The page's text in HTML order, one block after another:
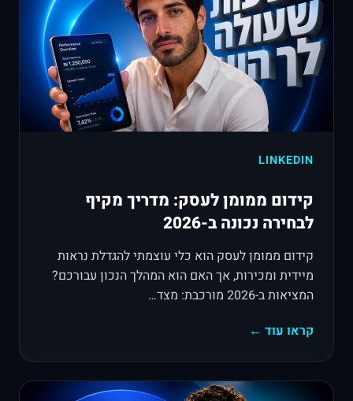
LINKEDIN
קידום ממומן לעסק: מדריך מקיף
לבחירה נכונה ב-2026
קידום ממומן לעסק הוא כלי עוצמתי להגדלת נראות
מיידית ומכירות, אך האם הוא המהלך הנכון עבורכם?
המציאות ב-2026 מורכבת: מצד…
קראו עוד ←